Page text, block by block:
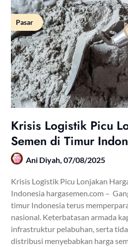
Pasar
Krisis Logistik Picu
Semen di Timur
Ani Diyah,07/08/2025
Krisis Logistik Picu Lonjakan
Indonesia hargasemen.com –
timur Indonesia terus
nasional. Keterbatasan armada
infrastruktur pelabuhan, serta
distribusi menyebabkan harga